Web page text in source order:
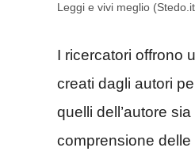
Leggi e vivi meglio
I ricercatori offrono
creati dagli autori
quelli dell’autore
comprensione delle